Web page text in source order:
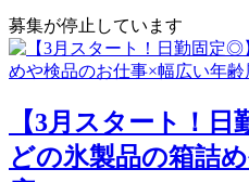
募集が停止しています
【3月スタート！
どの氷製品の箱詰